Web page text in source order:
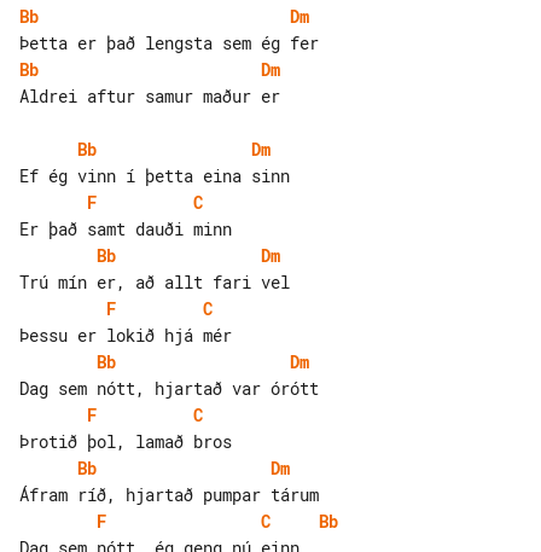
Bb
Dm
Bb
Dm
Aldrei aftur samur maður er
Bb
Dm
F
C
Bb
Dm
F
C
Bb
Dm
F
C
Bb
Dm
F
C
Bb